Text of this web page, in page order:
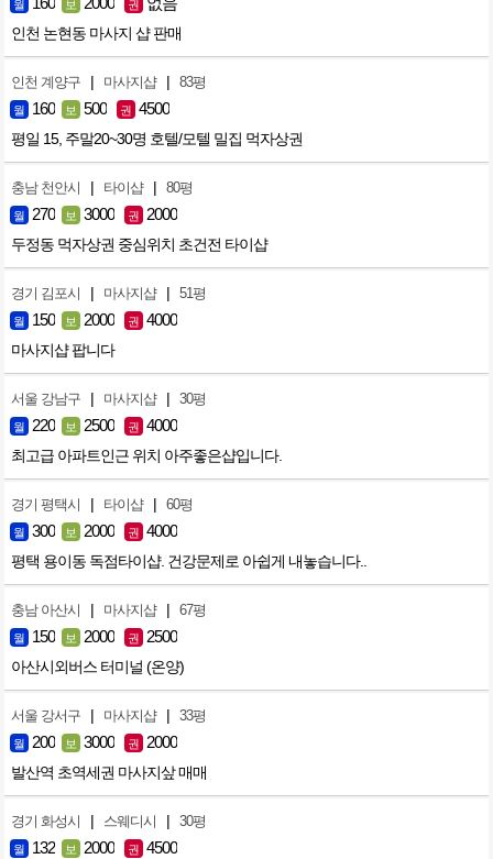
월 보 권
인천 논현동 마사지 샵 판매
인천 계양구 | 마사지샵 | 83평
월 160 보 500 권 4500
평일 15, 주말20~30명 호텔/모텔 밀집 먹자상권
충남 천안시 | 타이샵 | 80평
월 270 보 3000 권 2000
두정동 먹자상권 중심위치 초건전 타이샵
경기 김포시 | 마사지샵 | 51평
월 150 보 2000 권 4000
마사지샵 팝니다
서울 강남구 | 마사지샵 | 30평
월 220 보 2500 권 4000
최고급 아파트인근 위치 아주좋은샵입니다.
경기 평택시 | 타이샵 | 60평
월 300 보 2000 권 4000
평택 용이동 독점타이샵. 건강문제로 아쉽게 내놓습니다..
충남 아산시 | 마사지샵 | 67평
월 150 보 2000 권 2500
아산시외버스 터미널 (온양)
서울 강서구 | 마사지샵 | 33평
월 200 보 3000 권 2000
발산역 초역세권 마사지샆 매매
경기 화성시 | 스웨디시 | 30평
월 132 보 2000 권 4500